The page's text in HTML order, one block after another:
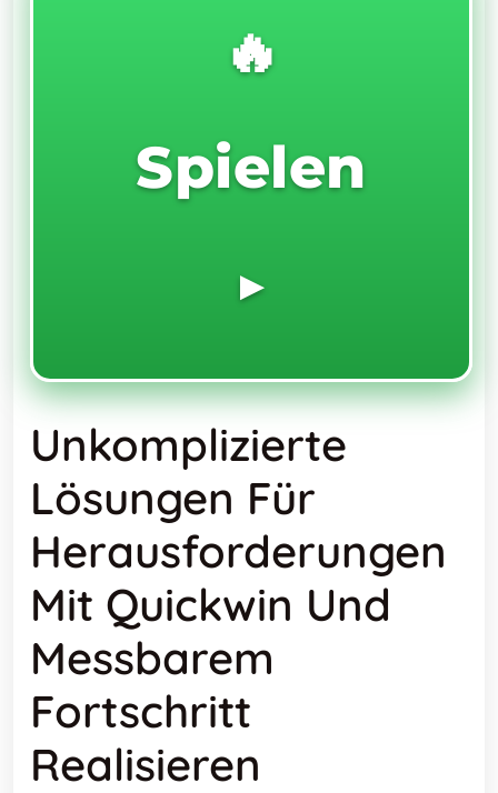
🔥
Spielen
▶️
Unkomplizierte
Lösungen Für
Herausforderungen
Mit Quickwin Und
Messbarem
Fortschritt
Realisieren